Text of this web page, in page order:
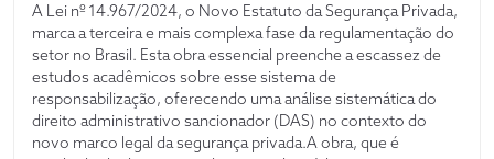
A Lei nº 14.967/2024, o Novo Estatuto da Segurança Privada,
marca a terceira e mais complexa fase da regulamentação do
setor no Brasil. Esta obra essencial preenche a escassez de
estudos acadêmicos sobre esse sistema de
responsabilização, oferecendo uma análise sistemática do
direito administrativo sancionador (DAS) no contexto do
novo marco legal da segurança privada.A obra, que é